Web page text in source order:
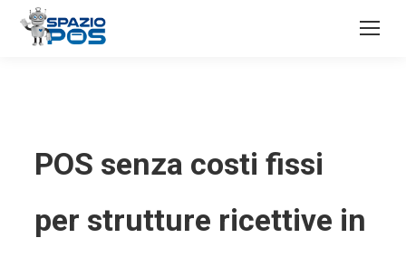
POS senza costi fissi
per strutture ricettive in